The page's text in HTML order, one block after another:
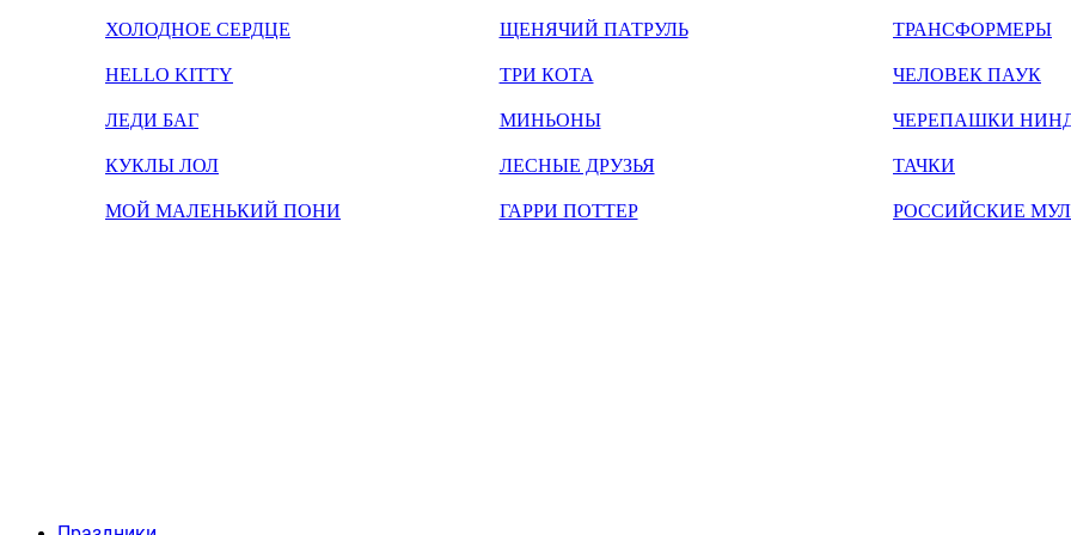
ХОЛОДНОЕ СЕРДЦЕ
HELLO KITTY
ЛЕДИ БАГ
КУКЛЫ ЛОЛ
МОЙ МАЛЕНЬКИЙ ПОНИ
ЩЕНЯЧИЙ ПАТРУЛЬ
ТРИ КОТА
МИНЬОНЫ
ЛЕСНЫЕ ДРУЗЬЯ
ГАРРИ ПОТТЕР
ТРАНСФОРМЕРЫ
ЧЕЛОВЕК ПАУК
ЧЕРЕПАШКИ
ТАЧКИ
РОССИЙСКИЕ